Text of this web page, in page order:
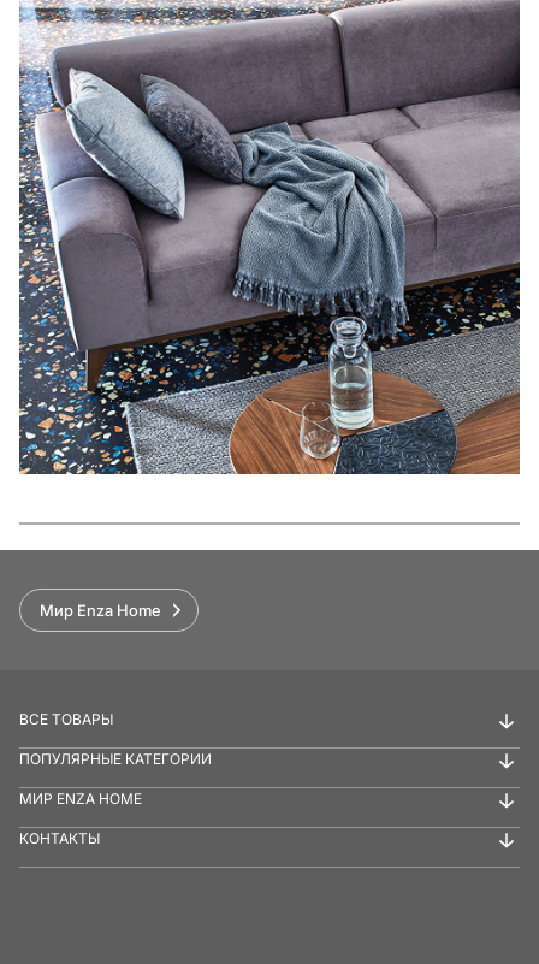
Функции
Мир Enza Home
ВСЕ ТОВАРЫ
ПОПУЛЯРНЫЕ КАТЕГОРИИ
МИР ENZA HOME
КОНТАКТЫ